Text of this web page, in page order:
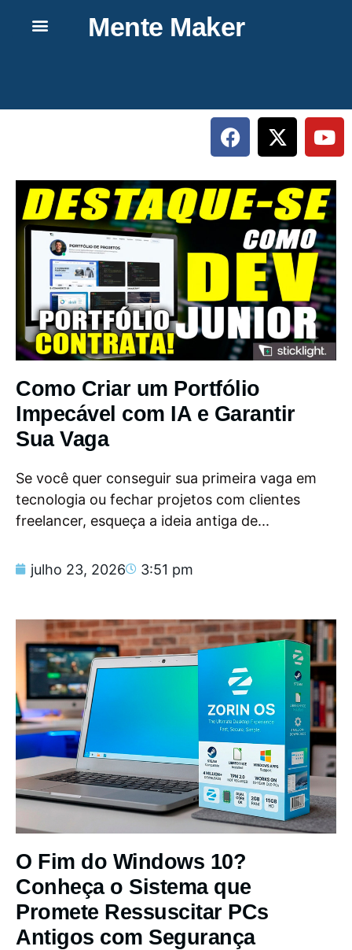
Mente Maker
Como Criar um Portfólio
Impecável com IA e Garantir
Sua Vaga
Se você quer conseguir sua primeira vaga em
tecnologia ou fechar projetos com clientes
freelancer, esqueça a ideia antiga de...
julho 23, 2026 3:51 pm
O Fim do Windows 10?
Conheça o Sistema que
Promete Ressuscitar PCs
Antigos com Segurança